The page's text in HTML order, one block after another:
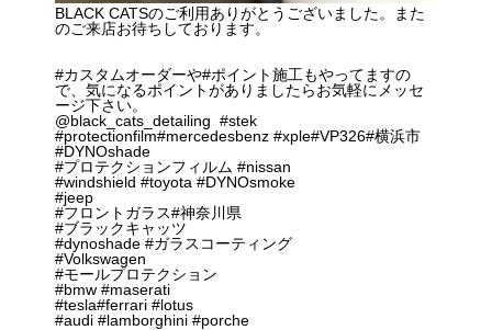
BLACK CATSのご利用ありがとうございました。また
のご来店お待ちしております。
#カスタムオーダーや#ポイント施工もやってますの
で、気になるポイントがありましたらお気軽にメッセ
ージ下さい。
@black_cats_detailing #stek
#protectionfilm#mercedesbenz #xple#VP326#横浜市
#DYNOshade
#プロテクションフィルム #nissan
#windshield #toyota #DYNOsmoke
#jeep
#フロントガラス#神奈川県
#ブラックキャッツ
#dynoshade #ガラスコーティング
#Volkswagen
#モールプロテクション
#bmw #maserati
#tesla#ferrari #lotus
#audi #lamborghini #porche